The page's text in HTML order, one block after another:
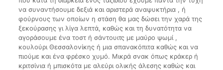
να συναντήσουμε δεξιά και αριστερά αναψυκτήρια , ή
φούρνους των οποίων η στάση θα μας δώσει την χαρά της
ξεκούρασης γι λίγα λεπτά, καθώς και τη δυνατότητα να
αγοράσουμε ένα τοστ ή σάντουιτς με μαύρο ψωμί ,
κουλούρι Θεσσαλονίκης ή μια σπανακόπιτα καθώς και να
πιούμε και ένα φρέσκο χυμό. Μικρά σνακ όπως κράκερ ή
κριτσίνια ή μπισκότα με αλεύρι ολικής άλεσης καθώς και